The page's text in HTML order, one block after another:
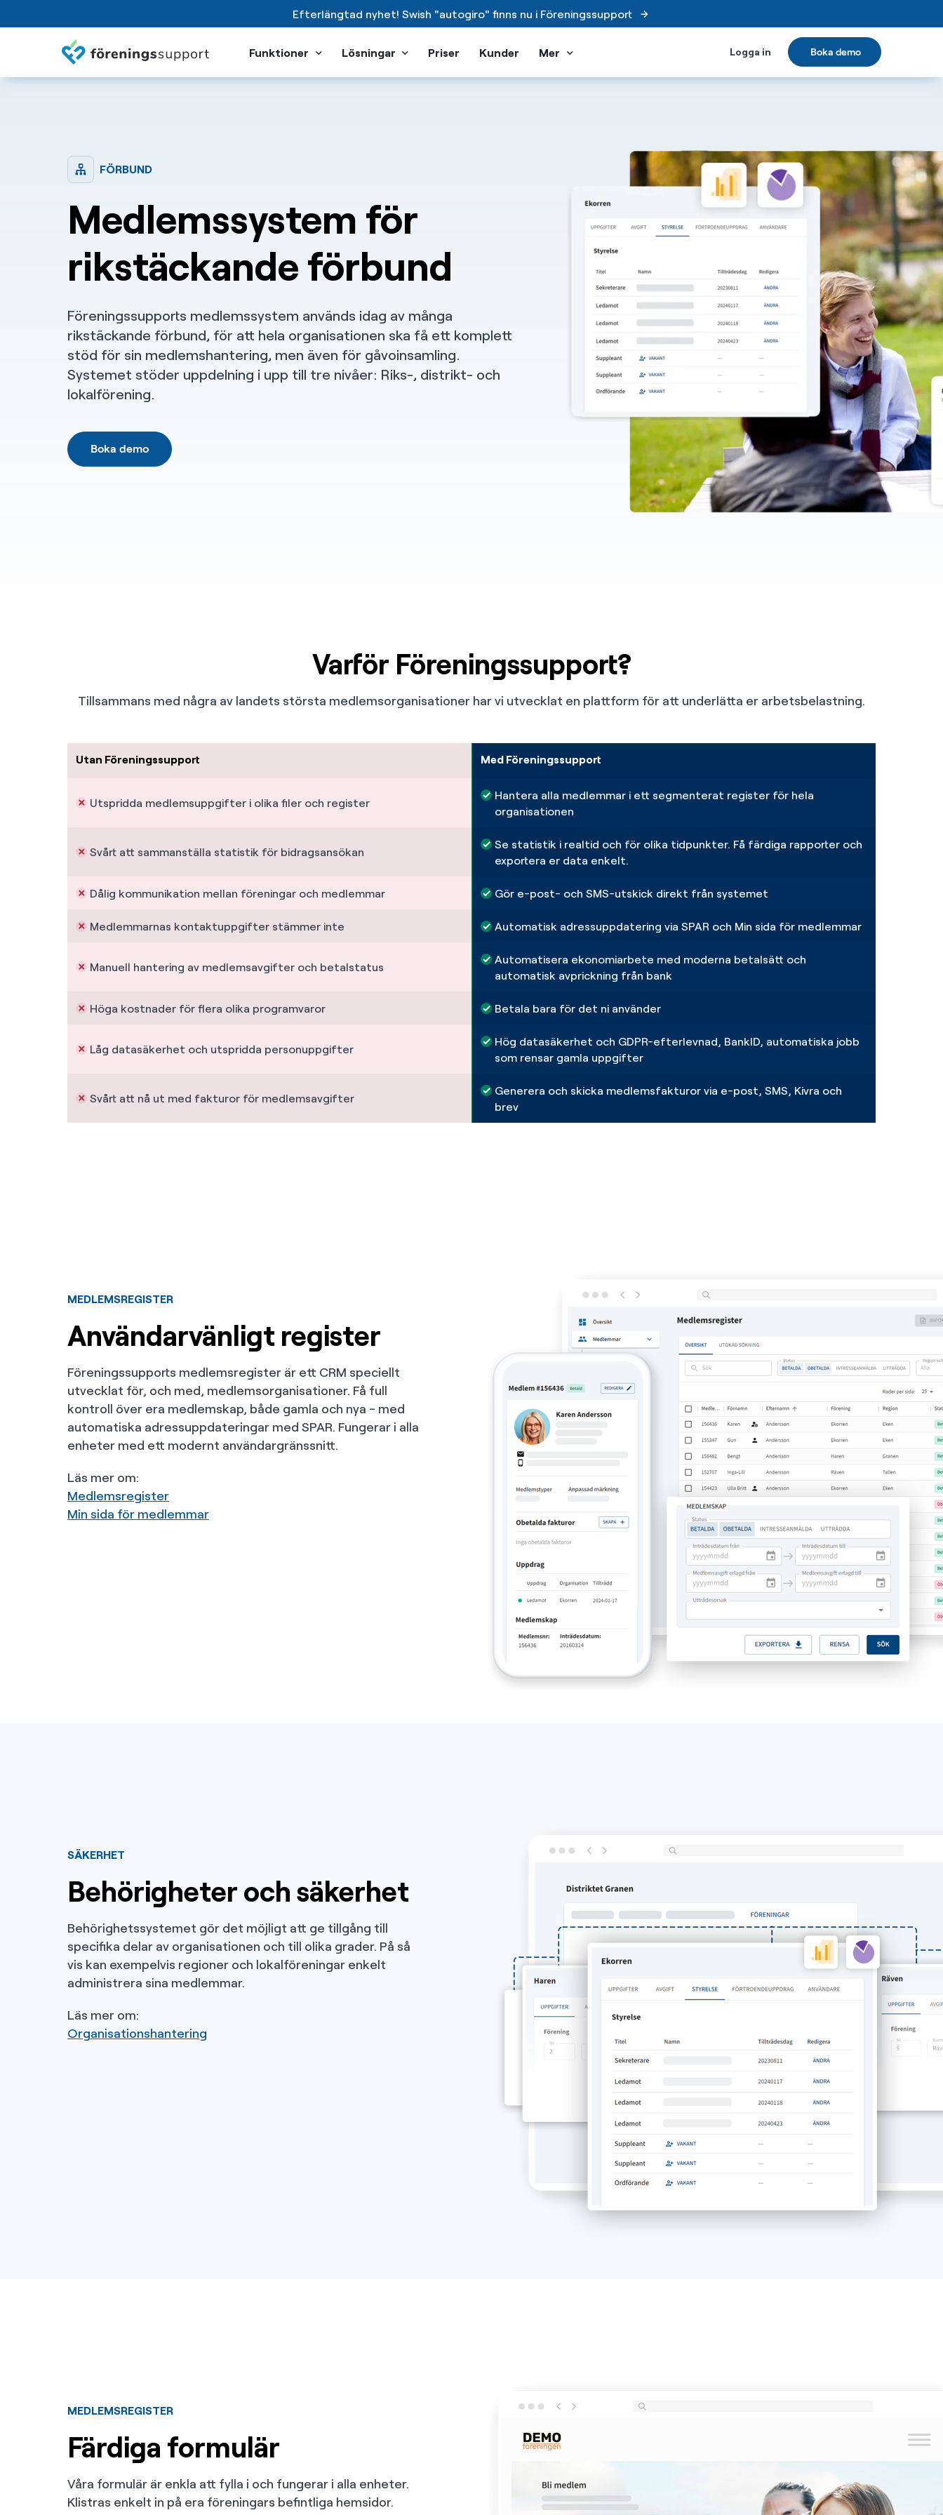
Efterlängtad nyhet! Swish "autogiro" finns nu i Föreningssupport
Funktioner Lösningar Priser Kunder Mer Logga in Boka demo
FÖRBUND
Medlemssystem för
rikstäckande förbund
Föreningssupports medlemssystem används idag av många
rikstäckande förbund, för att hela organisationen ska få ett komplett
stöd för sin medlemshantering, men även för gåvoinsamling.
Systemet stöder uppdelning i upp till tre nivåer: Riks-, distrikt- och
lokalförening.
Boka demo
Varför Föreningssupport?
Tillsammans med några av landets största medlemsorganisationer har vi utvecklat en plattform för att underlätta er arbetsbelastning.
Utan Föreningssupport Med Föreningssupport
Utspridda medlemsuppgifter i olika filer och register
Hantera alla medlemmar i ett segmenterat register för hela
organisationen
Svårt att sammanställa statistik för bidragsansökan
Se statistik i realtid och för olika tidpunkter. Få färdiga rapporter och
exportera er data enkelt.
Dålig kommunikation mellan föreningar och medlemmar Gör e-post- och SMS-utskick direkt från systemet
Medlemmarnas kontaktuppgifter stämmer inte Automatisk adressuppdatering via SPAR och Min sida för medlemmar
Manuell hantering av medlemsavgifter och betalstatus
Automatisera ekonomiarbete med moderna betalsätt och
automatisk avprickning från bank
Höga kostnader för flera olika programvaror Betala bara för det ni använder
Låg datasäkerhet och utspridda personuppgifter
Hög datasäkerhet och GDPR-efterlevnad, BankID, automatiska jobb
som rensar gamla uppgifter
Svårt att nå ut med fakturor för medlemsavgifter
Generera och skicka medlemsfakturor via e-post, SMS, Kivra och
brev
MEDLEMSREGISTER
Användarvänligt register
Föreningssupports medlemsregister är ett CRM speciellt
utvecklat för, och med, medlemsorganisationer. Få full
kontroll över era medlemskap, både gamla och nya - med
automatiska adressuppdateringar med SPAR. Fungerar i alla
enheter med ett modernt användargränssnitt.
Läs mer om:
Medlemsregister
Min sida för medlemmar
SÄKERHET
Behörigheter och säkerhet
Behörighetssystemet gör det möjligt att ge tillgång till
specifika delar av organisationen och till olika grader. På så
vis kan exempelvis regioner och lokalföreningar enkelt
administrera sina medlemmar.
Läs mer om:
Organisationshantering
MEDLEMSREGISTER
Färdiga formulär
Våra formulär är enkla att fylla i och fungerar i alla enheter.
Klistras enkelt in på era föreningars befintliga hemsidor.